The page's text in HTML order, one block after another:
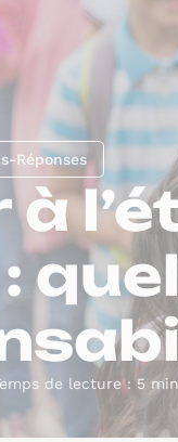
Réponses
à
de lecture : 5 min